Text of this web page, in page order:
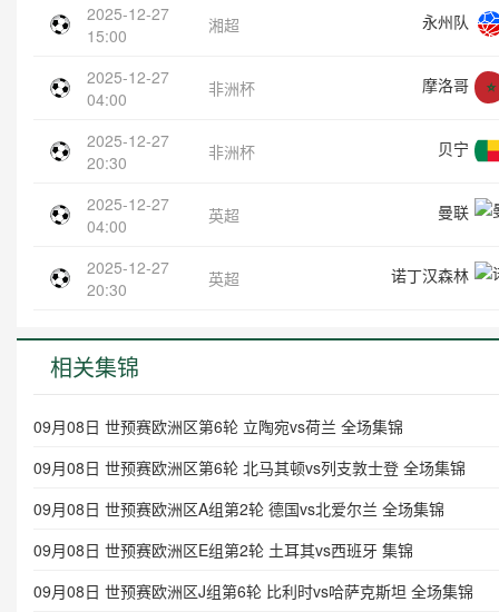
2025-12-27
15:00
湘超 永州队
2025-12-27
04:00
非洲杯 摩洛哥
2025-12-27
20:30
非洲杯 贝宁
2025-12-27
04:00
英超 曼联
2025-12-27
20:30
英超 诺丁汉森林
相关集锦
09月08日 世预赛欧洲区第6轮 立陶宛vs荷兰 全场集锦
09月08日 世预赛欧洲区第6轮 北马其顿vs列支敦士登 全场集锦
09月08日 世预赛欧洲区A组第2轮 德国vs北爱尔兰 全场集锦
09月08日 世预赛欧洲区E组第2轮 土耳其vs西班牙 集锦
09月08日 世预赛欧洲区J组第6轮 比利时vs哈萨克斯坦 全场集锦